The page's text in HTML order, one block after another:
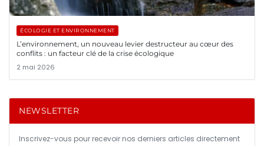
ÉCOLOGIE ET ENVIRONNEMENT
L’environnement, un nouveau levier destructeur au cœur des
conflits : un facteur clé de la crise écologique
2 mai 2026
NEWSLETTER
Inscrivez-vous pour recevoir nos derniers articles directement